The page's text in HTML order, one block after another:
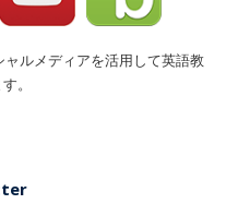
ルメディアを活用して英語教
。